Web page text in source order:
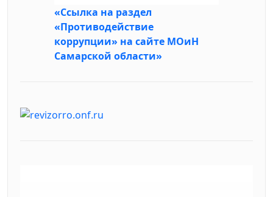
«Ссылка на раздел
«Противодействие
коррупции» на сайте МОиН
Самарской области»